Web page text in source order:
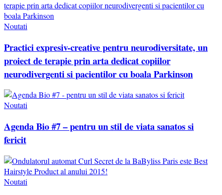
Noutati
Practici expresiv-creative pentru neurodiversitate, un
proiect de terapie prin arta dedicat copiilor
neurodivergenti si pacientilor cu boala Parkinson
Noutati
Agenda Bio #7 – pentru un stil de viata sanatos si
fericit
Noutati